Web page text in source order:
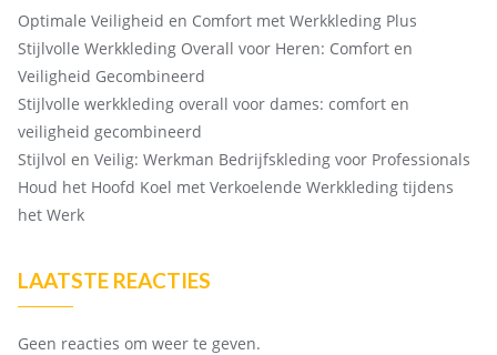
Optimale Veiligheid en Comfort met Werkkleding Plus
Stijlvolle Werkkleding Overall voor Heren: Comfort en
Veiligheid Gecombineerd
Stijlvolle werkkleding overall voor dames: comfort en
veiligheid gecombineerd
Stijlvol en Veilig: Werkman Bedrijfskleding voor Professionals
Houd het Hoofd Koel met Verkoelende Werkkleding tijdens
het Werk
LAATSTE REACTIES
Geen reacties om weer te geven.